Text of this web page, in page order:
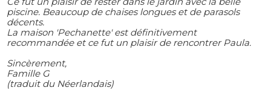
piscine. Beaucoup de chaises longues et de parasols
décents.
La maison 'Pechanette' est définitivement
recommandée et ce fut un plaisir de rencontrer Paula.
Sincèrement,
Famille G
(traduit du Néerlandais)